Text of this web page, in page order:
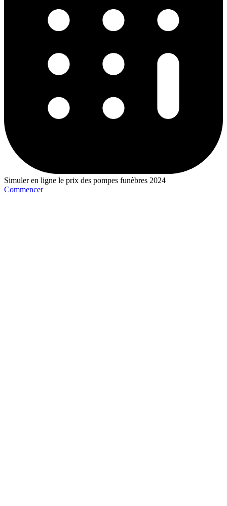
Simuler en ligne le prix des pompes funèbres 2024
Commencer